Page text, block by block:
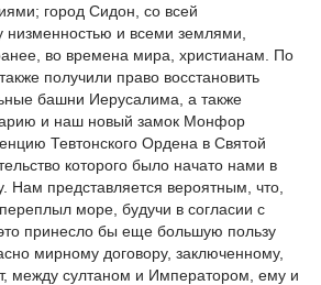
город Сидон, со всей
и всеми землями,
во времена мира, христианам. По
получили право восстановить
башни Иерусалима, а также
и наш новый замок Монфор
Тевтонского Ордена в Святой
которого было начато нами в
Нам представляется вероятным, что,
переплыл море, будучи в согласии с
принесло бы еще большую пользу
мирному договору, заключенному,
между султаном и Императором, ему и